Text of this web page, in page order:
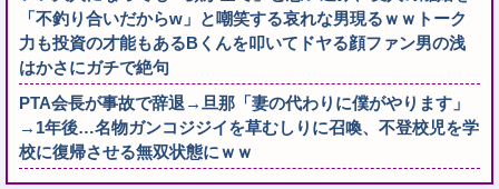
「不釣り合いだからw」と嘲笑する哀れな男現るｗｗトーク
力も投資の才能もあるBくんを叩いてドヤる顔ファン男の浅
はかさにガチで絶句
PTA会長が事故で辞退→旦那「妻の代わりに僕がやります」
→1年後…名物ガンコジジイを草むしりに召喚、不登校児を学
校に復帰させる無双状態にｗｗ